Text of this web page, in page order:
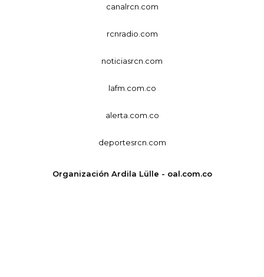
canalrcn.com
rcnradio.com
noticiasrcn.com
lafm.com.co
alerta.com.co
deportesrcn.com
Organización Ardila Lülle - oal.com.co